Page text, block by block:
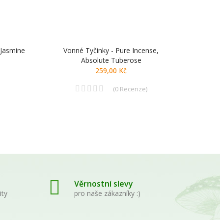
Vonné Tyčinky - Pure Incense,
Absolute Tuberose
259,00 Kč
(0Recenze)
Věrnostní slevy
pro naše zákazníky :)